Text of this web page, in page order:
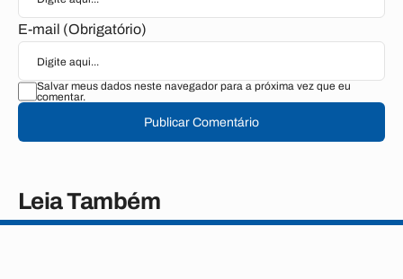
E-mail (Obrigatório)
Salvar meus dados neste navegador para a próxima vez que eu
comentar.
Publicar Comentário
Leia Também